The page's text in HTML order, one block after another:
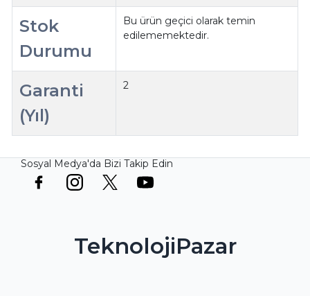
Stok
Durumu
Bu ürün geçici olarak temin
edilememektedir.
Garanti
(Yıl)
2
Sosyal Medya'da Bizi Takip Edin
TeknolojiPazar